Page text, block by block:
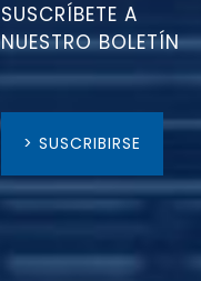
SUSCRÍBETE A
NUESTRO BOLETÍN
> SUSCRIBIRSE